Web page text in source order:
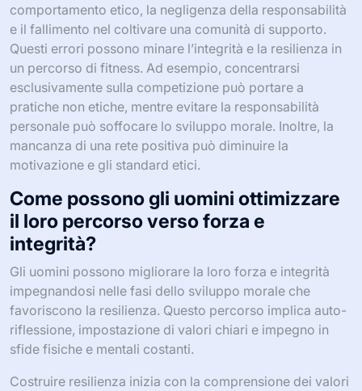
comportamento etico, la negligenza della responsabilità
e il fallimento nel coltivare una comunità di supporto.
Questi errori possono minare l’integrità e la resilienza in
un percorso di fitness. Ad esempio, concentrarsi
esclusivamente sulla competizione può portare a
pratiche non etiche, mentre evitare la responsabilità
personale può soffocare lo sviluppo morale. Inoltre, la
mancanza di una rete positiva può diminuire la
motivazione e gli standard etici.
Come possono gli uomini ottimizzare
il loro percorso verso forza e
integrità?
Gli uomini possono migliorare la loro forza e integrità
impegnandosi nelle fasi dello sviluppo morale che
favoriscono la resilienza. Questo percorso implica auto-
riflessione, impostazione di valori chiari e impegno in
sfide fisiche e mentali costanti.
Costruire resilienza inizia con la comprensione dei valori